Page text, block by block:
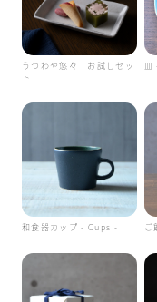
うつわや悠々 お試しセッ
ト
和食器カップ - Cups - ご